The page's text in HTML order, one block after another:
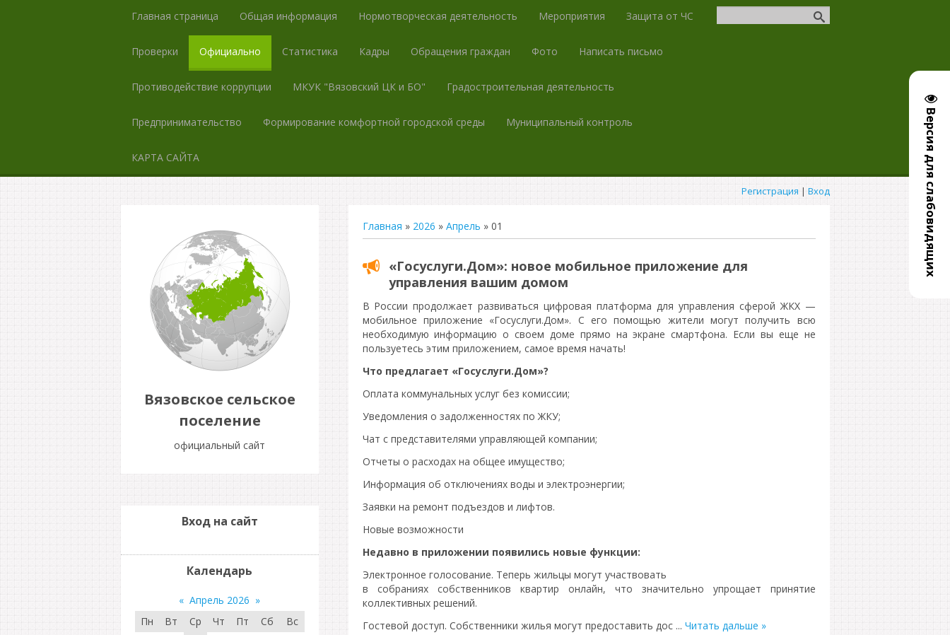
Версия для слабовидящих
Главная страница Общая информация Нормотворческая деятельность Мероприятия Защита от ЧС
Проверки Официально Статистика Кадры Обращения граждан Фото Написать письмо
Противодействие коррупции МКУК "Вязовский ЦК и БО" Градостроительная деятельность
Предпринимательство Формирование комфортной городской среды Муниципальный контроль
КАРТА САЙТА
Регистрация | Вход
Вязовское сельское
поселение
официальный сайт
Главная » 2026 » Апрель » 01
«Госуслуги.Дом»: новое мобильное приложение для
управления вашим домом
В России продолжает развиваться цифровая платформа для управления сферой ЖКХ —
мобильное приложение «Госуслуги.Дом». С его помощью жители могут получить всю
необходимую информацию о своем доме прямо на экране смартфона. Если вы еще не
пользуетесь этим приложением, самое время начать!
Что предлагает «Госуслуги.Дом»?
Оплата коммунальных услуг без комиссии;
Уведомления о задолженностях по ЖКУ;
Чат с представителями управляющей компании;
Отчеты о расходах на общее имущество;
Информация об отключениях воды и электроэнергии;
Заявки на ремонт подъездов и лифтов.
Новые возможности
Недавно в приложении появились новые функции:
Электронное голосование. Теперь жильцы могут участвовать
в собраниях собственников квартир онлайн, что значительно упрощает принятие
коллективных решений.
Гостевой доступ. Собственники жилья могут предоставить дос ... Читать дальше »
Вход на сайт
Календарь
« Апрель 2026 »
Пн
Вт Ср Чт Пт Сб
Вс